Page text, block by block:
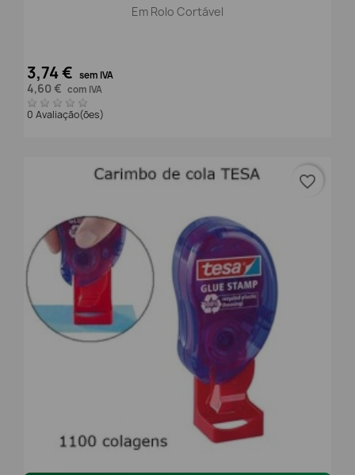
Em Rolo Cortável
3,74 € sem IVA
4,60 € com IVA
0 Avaliação(ões)
favorite_border